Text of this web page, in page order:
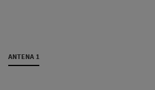
ANTENA 1